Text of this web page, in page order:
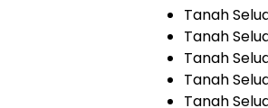
Tanah
Tanah
Tanah
Tanah
Tanah